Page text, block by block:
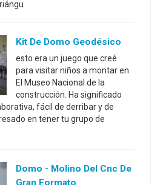
Kit De Domo Geodésico
esto era un juego que creé
para visitar niños a montar en
El Museo Nacional de la
construcción. Ha significado
fácil de derribar y de
en tener tu grupo de
Domo - Molino Del Cnc De
Gran Formato